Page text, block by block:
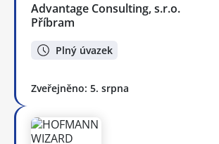
Advantage Consulting, s.r.o.
Příbram
Plný úvazek
Zveřejněno: 5. srpna